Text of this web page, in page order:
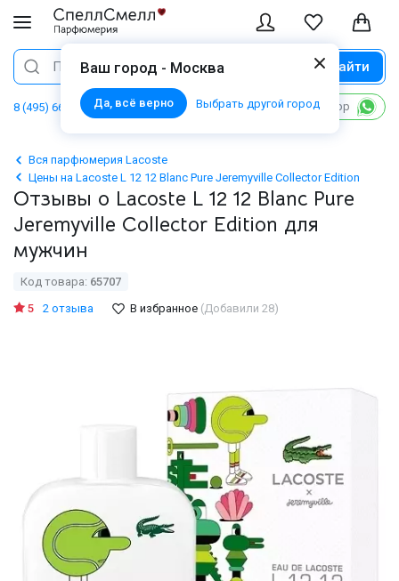
Ваш город - Москва
Да, всё верно Выбрать другой город
Поиск Найти
8 (495) 668 06 02 Написать в WhatsApp
Вся парфюмерия Lacoste
Цены на Lacoste L 12 12 Blanc Pure Jeremyville Collector Edition
Отзывы о Lacoste L 12 12 Blanc Pure
Jeremyville Collector Edition для
мужчин
Код товара: 65707
5
2 отзыва В избранное (Добавили 28)